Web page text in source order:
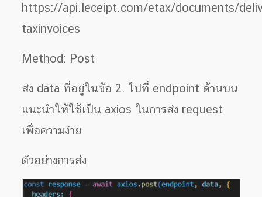
https://api.leceipt.com/etax/documents/
taxinvoices
Method: Post
ส่ง data ที่อยู่ในข้อ 2. ไปที่ endpoint ด้านบน
แนะนำให้ใช้เป็น axios ในการส่ง request
เพื่อความง่าย
ตัวอย่างการส่ง